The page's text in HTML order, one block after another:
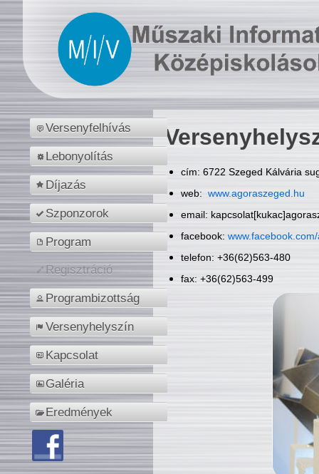
Versenyfelhívás
Lebonyolítás
Díjazás
Szponzorok
Program
Regisztráció
Programbizottság
Versenyhelyszín
Kapcsolat
Galéria
Eredmények
cím: 6722 Szeged Kálvária
web: www.agoraszeged.hu
email:
facebook:
telefon: +36(62)563-480
fax: +36(62)563-499